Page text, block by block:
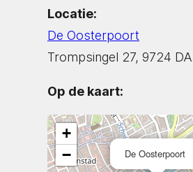
Locatie:
De Oosterpoort
Trompsingel 27, 9724
Op de kaart:
De Oosterpoort
+
−